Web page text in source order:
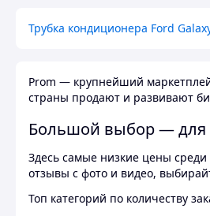
Трубка кондиционера Ford
Prom — крупнейший
страны продают и развивают
Большой выбор — для
Здесь самые низкие цены среди
отзывы с фото и видео,
Топ категорий по количеству